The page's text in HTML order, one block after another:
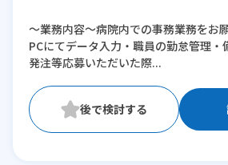
※残業：0〜5時間程度/月
～業務内容～病院内での事務業務をお
PCにてデータ入力・職員の勤怠管理・
発注等応募いただいた際...